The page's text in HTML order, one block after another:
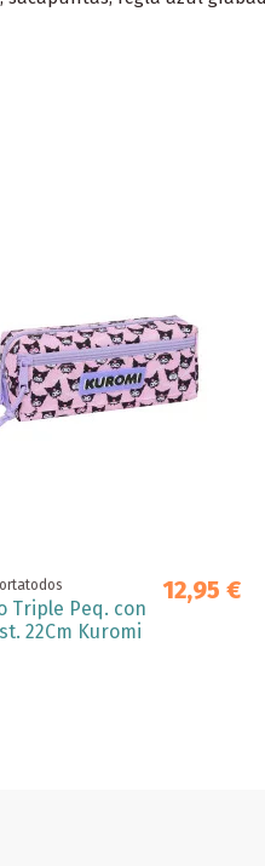
Triple Peq. con
22Cm Kuromi
12,95 €